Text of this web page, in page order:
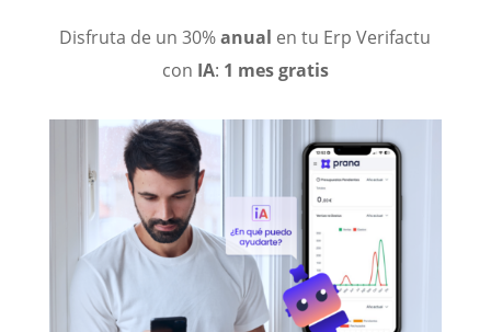
Disfruta de un 30%anual en tu Erp Verifactu
con IA: 1 mes gratis